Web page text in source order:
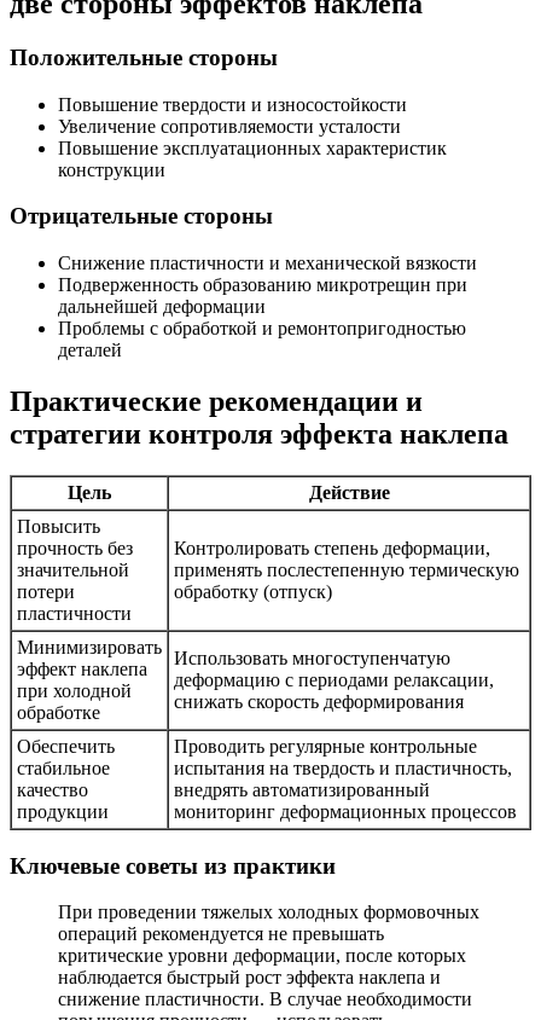
Положительные стороны
Повышение твердости и износостойкости
Увеличение сопротивляемости усталости
Повышение эксплуатационных характеристик
конструкции
Отрицательные стороны
Снижение пластичности и механической вязкости
Подверженность образованию микротрещин при
дальнейшей деформации
Проблемы с обработкой и ремонтопригодностью
деталей
Практические рекомендации и
стратегии контроля эффекта наклепа
Цель
Действие
Повысить
прочность без
значительной
потери
пластичности
Контролировать степень деформации,
применять послестепенную термическую
обработку (отпуск)
Минимизировать
эффект наклепа
при холодной
обработке
Использовать многоступенчатую
деформацию с периодами релаксации,
снижать скорость деформирования
Обеспечить
стабильное
качество
продукции
Проводить регулярные контрольные
испытания на твердость и пластичность,
внедрять автоматизированный
мониторинг деформационных процессов
Ключевые советы из практики
При проведении тяжелых холодных формовочных
операций рекомендуется не превышать
критические уровни деформации, после которых
наблюдается быстрый рост эффекта наклепа и
снижение пластичности. В случае необходимости